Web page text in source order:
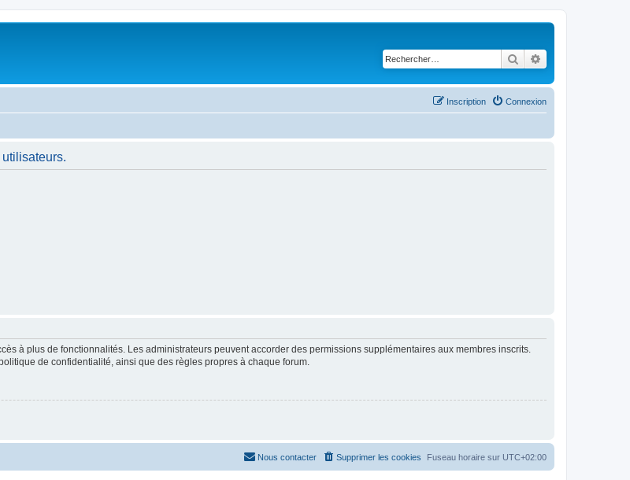
Rechercher
Connexion
Inscription
à plus de fonctionnalités. Les administrateurs peuvent accorder des permissions supplémentaires aux membres inscrits.
de confidentialité, ainsi que des règles propres à chaque forum.
Fuseau horaire sur UTC+02:00
Supprimer les cookies
Nous contacter